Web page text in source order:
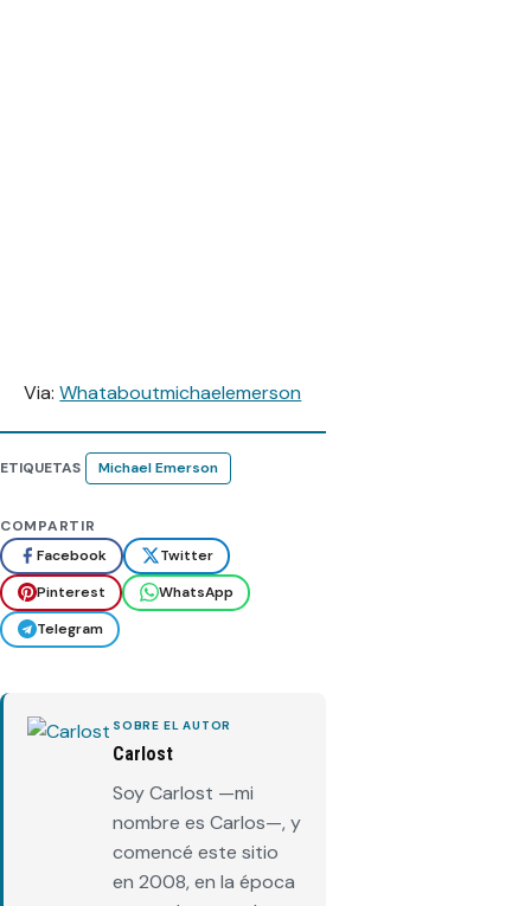
Via:Whataboutmichaelemerson
ETIQUETAS Michael Emerson
COMPARTIR
Facebook
Twitter
Pinterest
WhatsApp
Telegram
SOBRE EL AUTOR
Carlost
Soy Carlost —mi
nombre es Carlos—, y
comencé este sitio
en 2008, en la época